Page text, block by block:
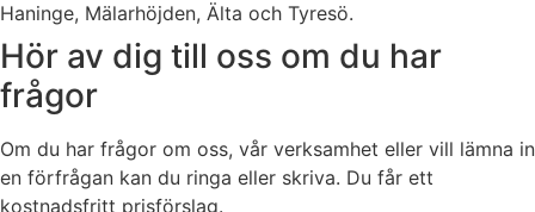
Haninge, Mälarhöjden, Älta och Tyresö.
Hör av dig till oss om du har
frågor
Om du har frågor om oss, vår verksamhet eller vill lämna in
en förfrågan kan du ringa eller skriva. Du får ett
kostnadsfritt prisförslag.